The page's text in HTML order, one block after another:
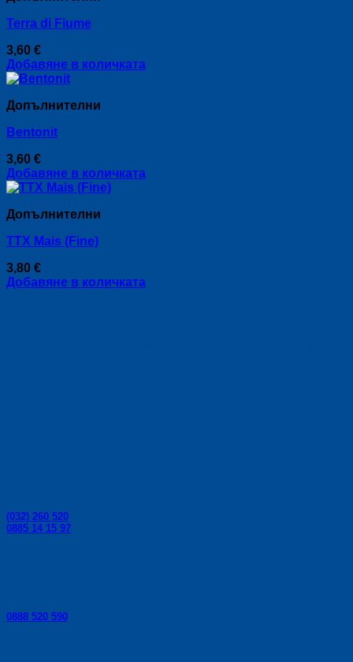
Terra di Fiume
3,60 €
Добавяне в количката
Допълнителни
Bentonit
3,60 €
Добавяне в количката
Допълнителни
TTX Mais (Fine)
3,80 €
Добавяне в количката
(032) 260 520
0885 14 15 97
0888 520 590